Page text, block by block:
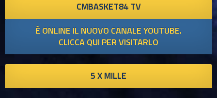
CMBASKET84 TV
È ONLINE IL NUOVO CANALE YOUTUBE.
CLICCA QUI PER VISITARLO
5 X MILLE